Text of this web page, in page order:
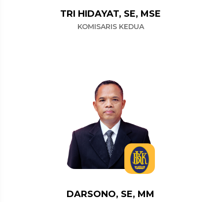
TRI HIDAYAT, SE, MSE
KOMISARIS KEDUA
DARSONO, SE, MM